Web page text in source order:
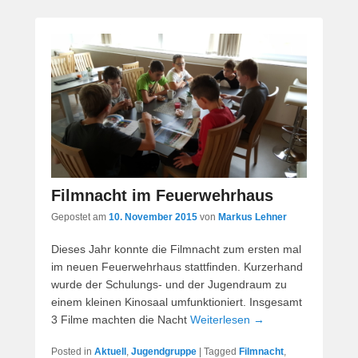
Filmnacht im Feuerwehrhaus
Gepostet am 10. November 2015 von Markus Lehner
Dieses Jahr konnte die Filmnacht zum ersten mal
im neuen Feuerwehrhaus stattfinden. Kurzerhand
wurde der Schulungs- und der Jugendraum zu
einem kleinen Kinosaal umfunktioniert. Insgesamt
3 Filme machten die Nacht Weiterlesen →
Posted in Aktuell , Jugendgruppe Tagged Filmnacht,